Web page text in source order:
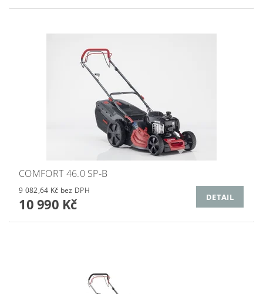
COMFORT 46.0 SP-B
9 082,64 Kč bez DPH
10 990 Kč DETAIL